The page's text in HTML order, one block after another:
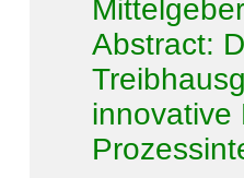
Abstract:
innovative